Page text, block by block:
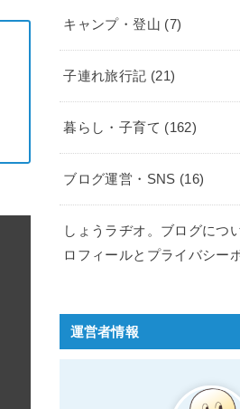
キャンプ・登山 (7)
子連れ旅行記 (21)
暮らし・子育て (162)
ブログ運営・SNS (16)
しょうラヂオ。ブログにつ
ロフィールとプライバシー
運営者情報